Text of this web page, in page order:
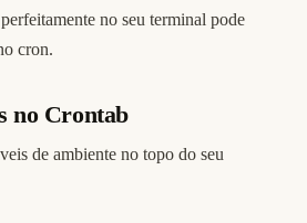
no seu terminal pode
cron.
no Crontab
de ambiente no topo do seu